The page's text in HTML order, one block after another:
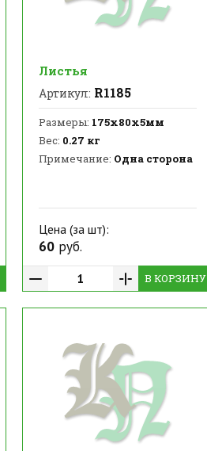
Листья
Артикул: R1185
Размеры: 175х80х5мм
Вес: 0.27 кг
Примечание: Одна сторона
Цена (за шт):
60руб.
В КОРЗИНУ